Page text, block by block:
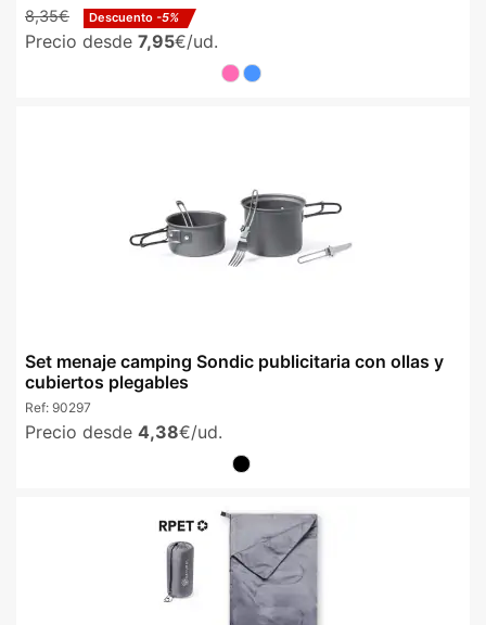
8,35€ Descuento -5%
Precio desde 7,95€/ud.
Set menaje camping Sondic publicitaria con ollas y
cubiertos plegables
Ref: 90297
Precio desde 4,38€/ud.